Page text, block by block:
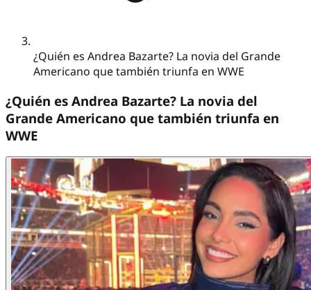
¿Quién es Andrea Bazarte? La novia del Grande
Americano que también triunfa en WWE
¿Quién es Andrea Bazarte? La novia del
Grande Americano que también triunfa en
WWE